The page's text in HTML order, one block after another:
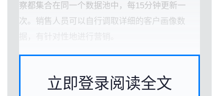
察都集合在同一个数据池中，每15分钟更新一
次。销售人员可以自行调取详细的客户画像数
立即登录阅读全文